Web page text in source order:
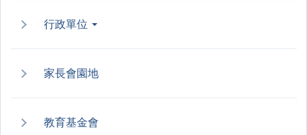
行政單位
家長會園地
教育基金會